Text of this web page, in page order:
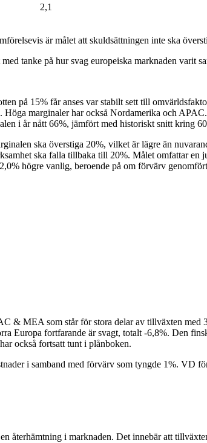
2,1
är målet att skuldsättningen inte ska
tanke på hur svag europeiska marknaden varit
på 15% får anses var stabilt sett till
marginaler har också Nordamerika och
i år nått 66%, jämfört med historiskt snitt kring
ska överstiga 20%, vilket är lägre än
ska falla tillbaka till 20%. Målet omfattar en
högre vanlig, beroende på om förvärv
& MEA som står för stora delar av tillväxten
Europa fortfarande är svagt, totalt -6,8%. Den
också fortsatt tunt i plånboken.
i samband med förvärv som tyngde 1%. VD
återhämtning i marknaden. Det innebär att